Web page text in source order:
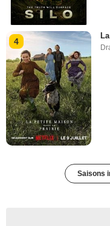
4
Saisons